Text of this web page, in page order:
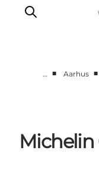
Djursland
Randers
… ■ Aarhus ■
Michelin